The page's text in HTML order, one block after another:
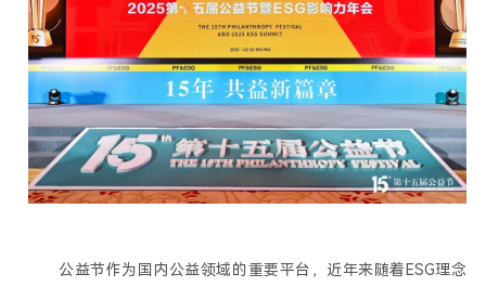
公益节作为国内公益领域的重要平台，近年来随着ESG理念